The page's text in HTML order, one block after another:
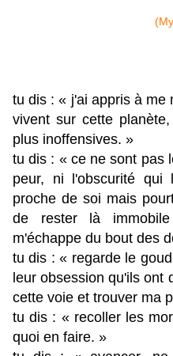
tu dis : « j'ai appris à me
vivent sur cette
plus inoffensives. »
tu dis : « ce ne sont pas
peur, ni l'obscurité qui
proche de soi mais
de rester là
m'échappe du bout des
tu dis : « regarde le
leur obsession qu'ils ont
cette voie et trouver ma
tu dis : « recoller les
quoi en faire. »